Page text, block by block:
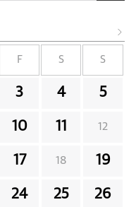
F S S
3 4 5
10 11 12
17 18 19
24 25 26